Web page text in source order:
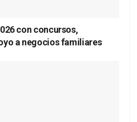
con concursos,
a negocios familiares